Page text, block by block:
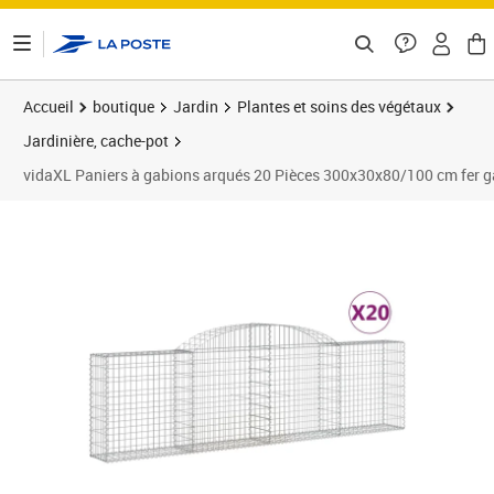
Accueil boutique Jardin
Plantes et soins des végétaux
Jardinière, cache-pot
vidaXL Paniers à gabions arqués 20 Pièces 300x30x80/100 cm fer